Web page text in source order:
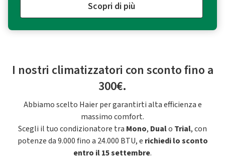
Scopri di più
I nostri climatizzatori con sconto fino a
300€.
Abbiamo scelto Haier per garantirti alta efficienza e
massimo comfort.
Scegli il tuo condizionatore tra Mono, Dualo Trial, con
potenze da 9.000 fino a 24.000 BTU, e richiedi lo sconto
entro il 15 settembre.